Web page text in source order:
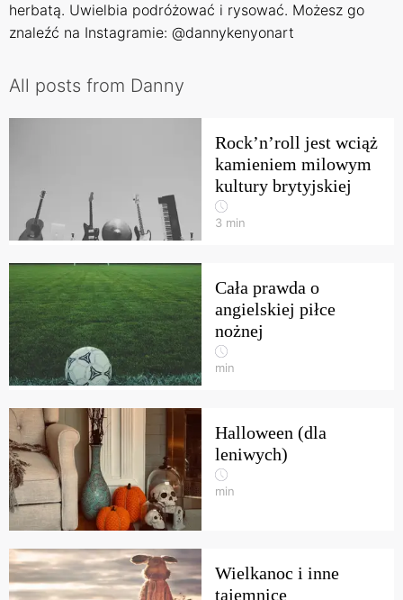
herbatą. Uwielbia podróżować i rysować. Możesz go
znaleźć na Instagramie: @dannykenyonart
All posts from Danny
Rock’n’roll jest wciąż
kamieniem milowym
kultury brytyjskiej
3 min
Cała prawda o
angielskiej piłce
nożnej
min
Halloween (dla
leniwych)
min
Wielkanoc i inne
tajemnice